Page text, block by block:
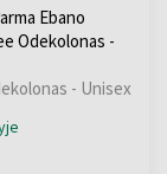
Ebano
Odekolonas -
- Unisex